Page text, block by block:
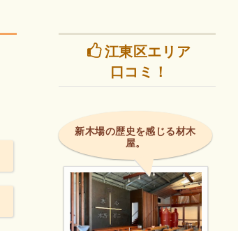
江東区エリア
口コミ！
新木場の歴史を感じる材木
屋。